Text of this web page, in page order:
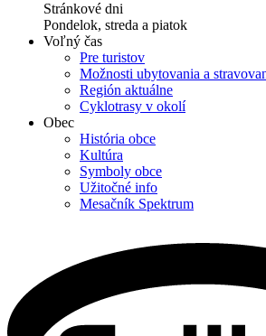
Stránkové dni
Pondelok, streda a piatok
Voľný čas
Pre turistov
Možnosti ubytovania a
Región aktuálne
Cyklotrasy v okolí
Obec
História obce
Kultúra
Symboly obce
Užitočné info
Mesačník Spektrum